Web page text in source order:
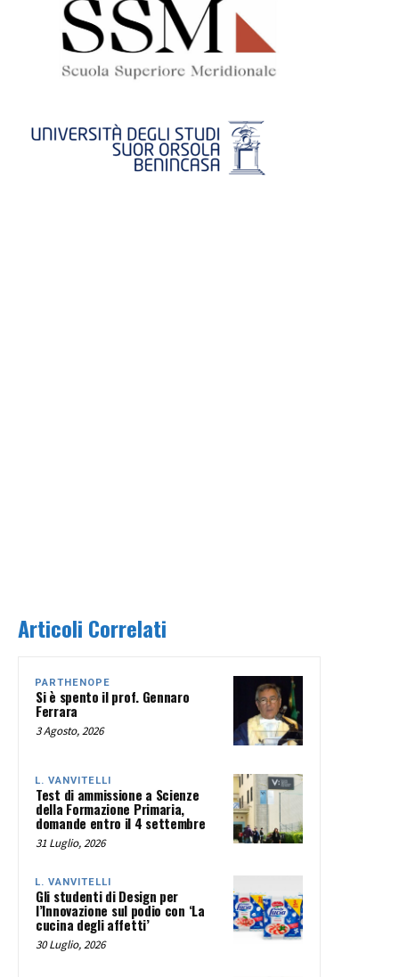
Articoli Correlati
PARTHENOPE
Si è spento il prof. Gennaro
Ferrara
3 Agosto, 2026
L. VANVITELLI
Test di ammissione a Scienze
della Formazione Primaria,
domande entro il 4 settembre
31 Luglio, 2026
L. VANVITELLI
Gli studenti di Design per
l’Innovazione sul podio con ‘La
cucina degli affetti’
30 Luglio, 2026